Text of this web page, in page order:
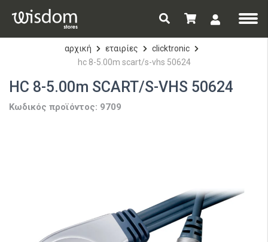
αρχική εταιρίες
clicktronic
hc 8-5.00m scart/s-vhs 50624
HC 8-5.00m SCART/S-VHS 50624
Κωδικός προϊόντος: 9709